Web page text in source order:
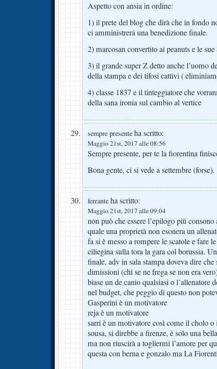
Aspetto con ansia in ordine:
1) il prete del blog che dirà che in fondo
ci amministrerá una benedizione finale.
2) marcosan convertito ai peanuts e le
3) il grande super Z detto anche l’uomo
della stampa e dei tifosi cattivi (
4) classe 1837 e il tinteggiatore che
della sana ironia sul cambio al vertice
sempre presente ha scritto:
Maggio 21st, 2017 alle 08:56
Sempre presente, per te la fiorentina
Bona gente, ci si vede a settembre (forse).
ferrante ha scritto:
Maggio 21st, 2017 alle 09:04
non può che essere l’epilogo più
quale una proprietà non esonera un
fa si è messo a rompere le scatole e fare
ciliegina sulla tora la gara col borussia.
finale, adv in sala stampa doveva dire che
dimissioni (chi se ne frega se non era
biase un de canio qualsiasi o l’allenatore
nel budget, che peggio di questo non
Gasperini è un motivatore
reja è un motivatore
sarri è un motivatore così come il cholo
sousa, si direbbe a firenze, è solo una
ma non riuscirà a togliermi l’amore per
questa con berna e gonzalo ma La